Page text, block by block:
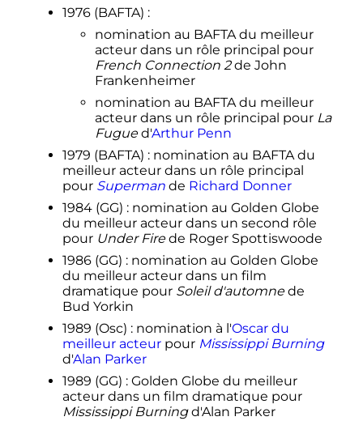
1976 (BAFTA) :
nomination au BAFTA du meilleur
acteur dans un rôle principal pour
French Connection 2de John
Frankenheimer
nomination au BAFTA du meilleur
acteur dans un rôle principal pour La
Fugued'Arthur Penn
1979 (BAFTA) : nomination au BAFTA du
meilleur acteur dans un rôle principal
pour Supermande Richard Donner
1984 (GG) : nomination au Golden Globe
du meilleur acteur dans un second rôle
pour Under Firede Roger Spottiswoode
1986 (GG) : nomination au Golden Globe
du meilleur acteur dans un film
dramatique pour Soleil d'automnede
Bud Yorkin
1989 (Osc) : nomination à l'Oscar du
meilleur acteurpour Mississippi Burning
d'Alan Parker
1989 (GG) : Golden Globe du meilleur
acteur dans un film dramatique pour
Mississippi Burningd'Alan Parker